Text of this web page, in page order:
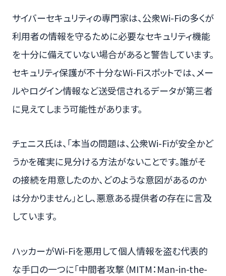
サイバーセキュリティの専門家は、公衆Wi-Fiの多くが
利用者の情報を守るために必要なセキュリティ機能
を十分に備えていない場合があると警告しています。
セキュリティ保護が不十分なWi-Fiスポットでは、メー
ルやログイン情報など送受信されるデータが第三者
に見えてしまう可能性があります。
チェニス氏は、「本当の問題は、公衆Wi-Fiが安全かど
うかを確実に見分ける方法がないことです。誰がそ
の接続を用意したのか、どのような意図があるのか
は分かりません」とし、悪意ある提供者の存在に言及
しています。
ハッカーがWi-Fiを悪用して個人情報を盗む代表的
な手口の一つに「中間者攻撃（MITM：Man-in-the-